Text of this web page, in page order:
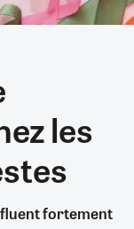
les
fortement